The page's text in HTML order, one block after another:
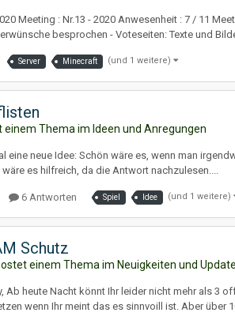
Meeting : Nr.13 - 2020 Anwesenheit : 7 / 11
besprochen - Voteseiten: Texte und
Server Minecraft (und 1 weitere)
einem Thema im Ideen und Anregungen
eine neue Idee: Schön wäre es, wenn man
es hilfreich, da die Antwort nachzulesen....
6 Antworten Spiel Idee (und 1 weitere)
Schutz
einem Thema im Neuigkeiten und
Ab heute Nacht könnt Ihr leider nicht mehr als 3
wenn Ihr meint das es sinnvoill ist. Aber über